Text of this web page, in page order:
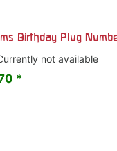
Birthday Plug
not available
*